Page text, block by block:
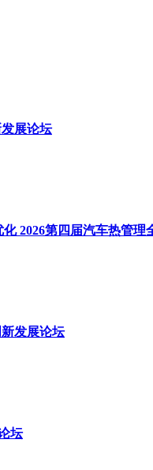
展论坛
2026第四届汽车热管理
发展论坛
坛